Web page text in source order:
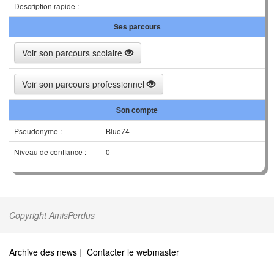
Description rapide :
Ses parcours
Voir son parcours scolaire
Voir son parcours professionnel
Son compte
Pseudonyme :
Blue74
Niveau de confiance :
0
Copyright AmisPerdus
Archive des news | Contacter le webmaster